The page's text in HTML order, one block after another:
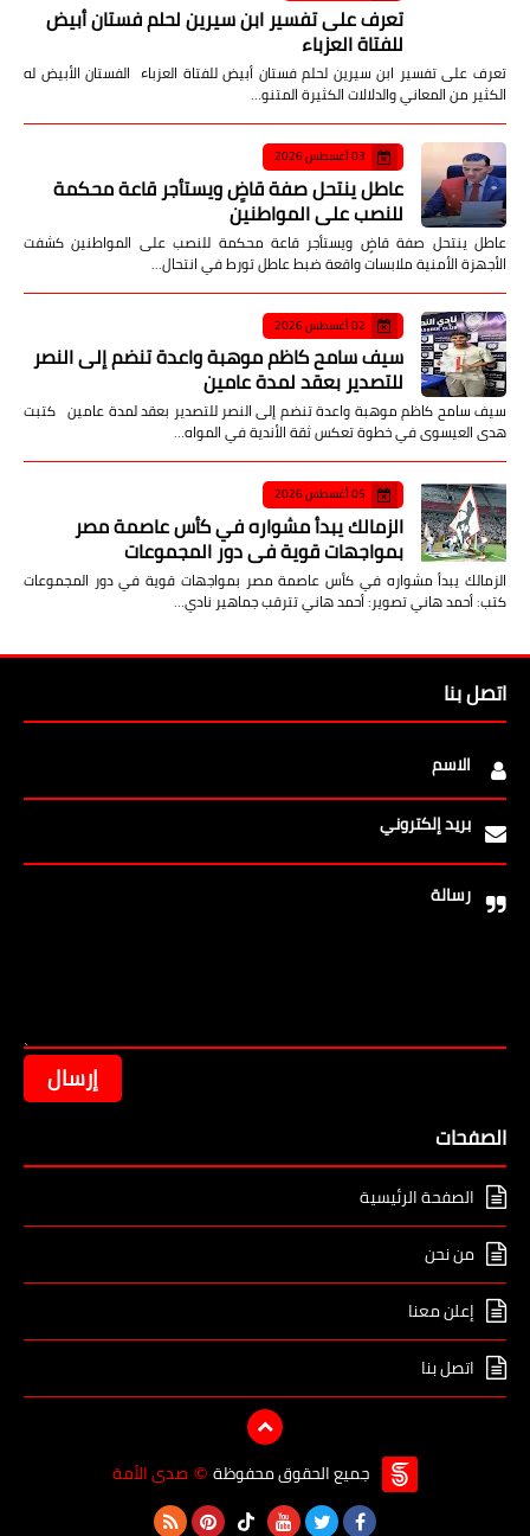
تعرف على تفسير ابن سيرين لحلم فستان أبيض
للفتاة العزباء
تعرف على تفسير ابن سيرين لحلم فستان أبيض للفتاة العزباء الفستان الأبيض له
الكثير من المعاني والدلالات الكثيرة المتنو…
03 أغسطس 2026
عاطل ينتحل صفة قاضٍ ويستأجر قاعة محكمة
للنصب على المواطنين
عاطل ينتحل صفة قاضٍ ويستأجر قاعة محكمة للنصب على المواطنين كشفت
الأجهزة الأمنية ملابسات واقعة ضبط عاطل تورط في انتحال…
02 أغسطس 2026
سيف سامح كاظم موهبة واعدة تنضم إلى النصر
للتصدير بعقد لمدة عامين
سيف سامح كاظم موهبة واعدة تنضم إلى النصر للتصدير بعقد لمدة عامين كتبت
هدى العيسوى في خطوة تعكس ثقة الأندية في المواه…
05 أغسطس 2026
الزمالك يبدأ مشواره في كأس عاصمة مصر
بمواجهات قوية في دور المجموعات
الزمالك يبدأ مشواره في كأس عاصمة مصر بمواجهات قوية في دور المجموعات
كتب: أحمد هاني تصوير: أحمد هاني تترقب جماهير نادي…
اتصل بنا
الاسم
بريد إلكتروني
رسالة
الصفحات
الصفحة الرئيسية
من نحن
إعلن معنا
اتصل بنا
جميع الحقوق محفوظة © صدى الأمة